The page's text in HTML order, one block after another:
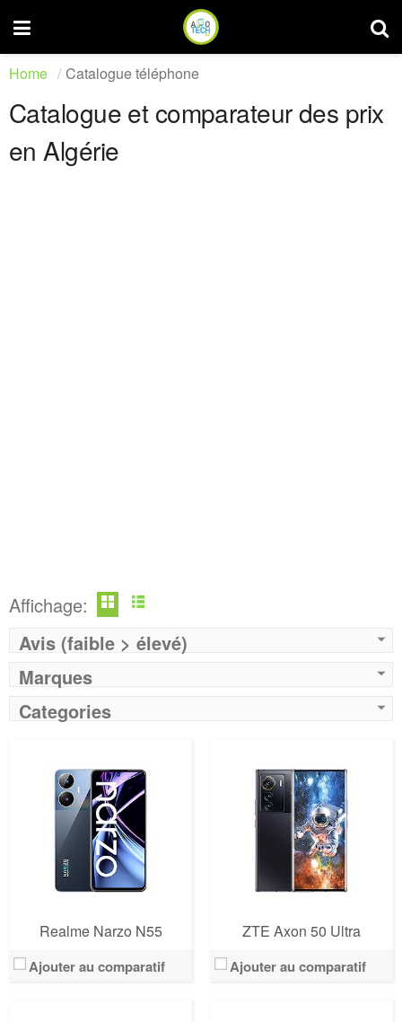
Home Catalogue téléphone
Catalogue et comparateur des prix
en Algérie
Affichage:
Avis (faible > élevé)
Marques
Categories
Realme Narzo N55
Ajouter au comparatif
ZTE Axon 50 Ultra
Ajouter au comparatif